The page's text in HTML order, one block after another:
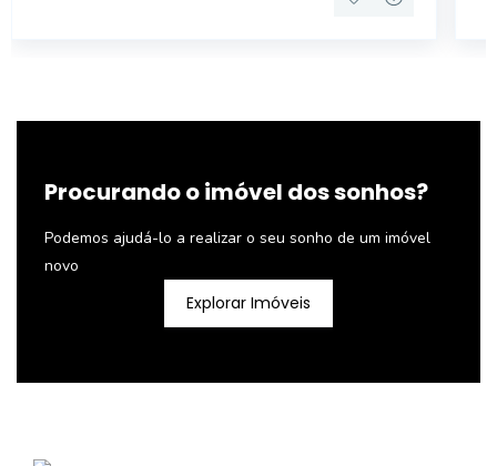
Procurando o imóvel dos sonhos?
Podemos ajudá-lo a realizar o seu sonho de um imóvel
novo
Explorar Imóveis